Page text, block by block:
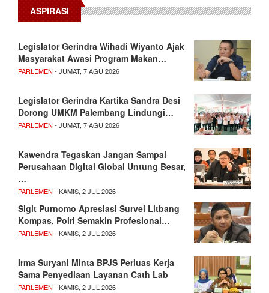
ASPIRASI
Legislator Gerindra Wihadi Wiyanto Ajak
Masyarakat Awasi Program Makan…
PARLEMEN - JUMAT, 7 AGU 2026
Legislator Gerindra Kartika Sandra Desi
Dorong UMKM Palembang Lindungi…
PARLEMEN - JUMAT, 7 AGU 2026
Kawendra Tegaskan Jangan Sampai
Perusahaan Digital Global Untung Besar,
…
PARLEMEN - KAMIS, 2 JUL 2026
Sigit Purnomo Apresiasi Survei Litbang
Kompas, Polri Semakin Profesional…
PARLEMEN - KAMIS, 2 JUL 2026
Irma Suryani Minta BPJS Perluas Kerja
Sama Penyediaan Layanan Cath Lab
PARLEMEN - KAMIS, 2 JUL 2026